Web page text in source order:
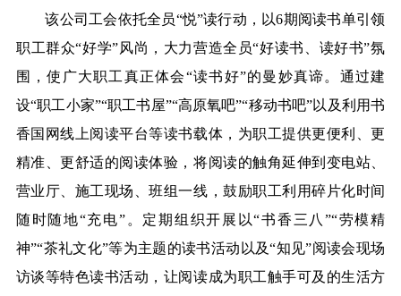
该公司工会依托全员“悦”读行动，以6期阅读书单引领
职工群众“好学”风尚，大力营造全员“好读书、读好书”氛
围，使广大职工真正体会“读书好”的曼妙真谛。通过建
设“职工小家”“职工书屋”“高原氧吧”“移动书吧”以及利用书
香国网线上阅读平台等读书载体，为职工提供更便利、更
精准、更舒适的阅读体验，将阅读的触角延伸到变电站、
营业厅、施工现场、班组一线，鼓励职工利用碎片化时间
随时随地“充电”。定期组织开展以“书香三八”“劳模精
神”“茶礼文化”等为主题的读书活动以及“知见”阅读会现场
访谈等特色读书活动，让阅读成为职工触手可及的生活方